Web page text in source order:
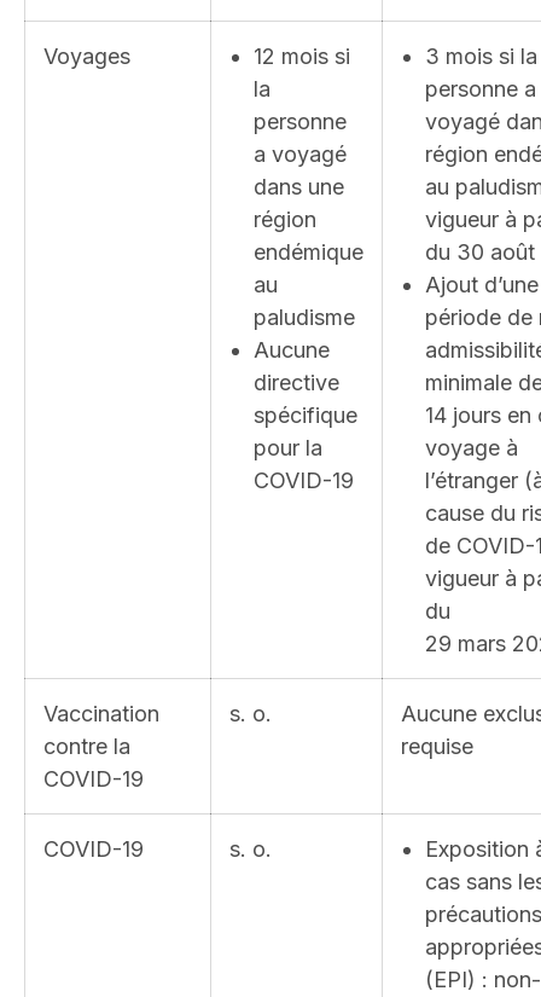
Voyages
12 mois si
la
personne
a voyagé
dans une
région
endémique
au
paludisme
Aucune
directive
spécifique
pour la
COVID-19
3 mois si la
personne a
voyagé
région
au
vigueur à
du 30
Ajout d’une
période de
minimale
14 jours en
voyage à
l’étranger
cause du
de COVID-
vigueur à
du
29 mars
Vaccination
contre la
COVID-19
s. o.
Aucune
requise
COVID-19 s. o.
Exposition
cas sans
précautions
(EPI) : non-